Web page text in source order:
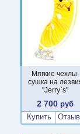
Мягкие чехлы-
сушка на
"Jerry`s"
2 700 руб
Купить